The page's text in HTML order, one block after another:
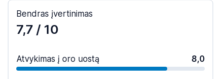
Bendras įvertinimas
7,7 / 10
Atvykimas į oro uostą 8,0